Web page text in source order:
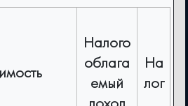
Налого
облага
емый
На
лог